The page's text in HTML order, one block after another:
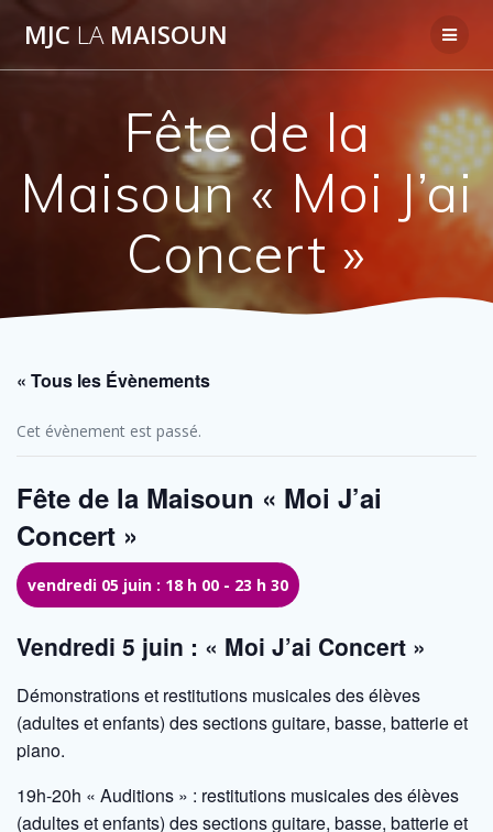
MJC LAMAISOUN
Fête de la
Maisoun « Moi J’ai
Concert »
« Tous les Évènements
Cet évènement est passé.
Fête de la Maisoun « Moi J’ai
Concert »
vendredi 05 juin : 18 h 00 - 23 h 30
Vendredi 5 juin : « Moi J’ai Concert »
Démonstrations et restitutions musicales des élèves
(adultes et enfants) des sections guitare, basse, batterie et
piano.
19h-20h « Auditions » : restitutions musicales des élèves
(adultes et enfants) des sections guitare, basse, batterie et